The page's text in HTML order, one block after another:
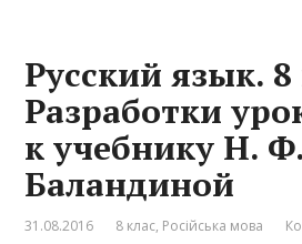
Русский язык. 8
Разработки
к учебнику Н. Ф.
Баландиной
31.08.2016 8 клас, Російська мова